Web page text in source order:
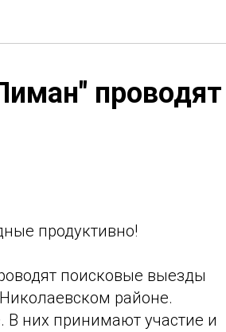
проводят
продуктивно!
поисковые выезды
районе.
В них принимают участие и